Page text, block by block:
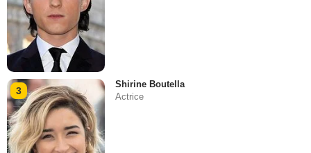
3
Shirine Boutella
Actrice